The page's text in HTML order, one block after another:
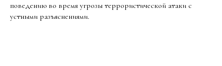
поведению во время угрозы террористической атаки с
устными разъяснениями.